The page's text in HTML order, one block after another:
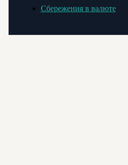
Сбережения в валюте